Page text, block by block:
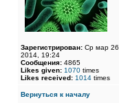
Зарегистрирован: Ср мар 26,
2014, 19:24
Сообщения: 4865
Likes given: 1070 times
Likes received: 1014 times
Вернуться к началу